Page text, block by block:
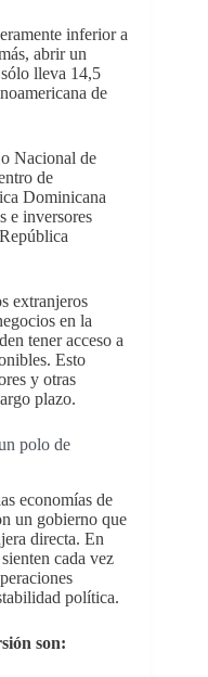
inferior a
abrir un
lleva 14,5
de
Nacional de
de
Dominicana
e inversores
extranjeros
en la
tener acceso a
Esto
y otras
plazo.
polo de
economías de
un gobierno que
directa. En
cada vez
política.
son: